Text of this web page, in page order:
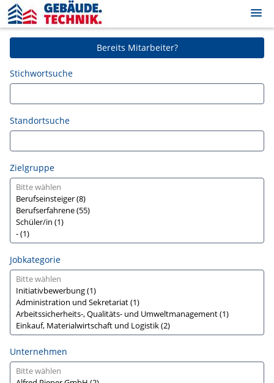
Skip
main
Login
Registrierung
Bereits Mitarbeiter?
Stichwortsuche
Standortsuche
Zielgruppe
Jobkategorie
Unternehmen